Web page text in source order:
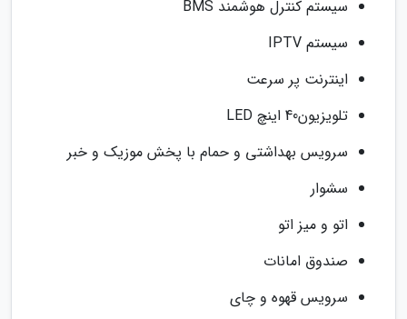
سیستم کنترل هوشمند BMS
سیستم IPTV
اینترنت پر سرعت
تلویزیون40 اینچ LED
سرویس بهداشتی و حمام با پخش موزیک و خبر
سشوار
اتو و میز اتو
صندوق امانات
سرویس قهوه و چای